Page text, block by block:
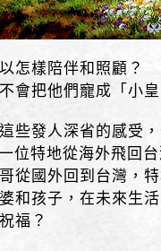
怎樣陪伴和照顧？
會把他們寵成「小皇
些發人深省的感受
位特地從海外飛回
從國外回到台灣，
和孩子，在未來生
福？